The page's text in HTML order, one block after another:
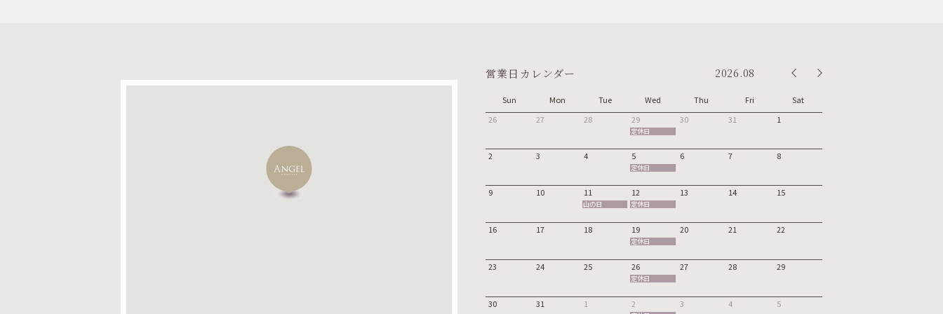
営業日カレンダー 2026.08
Sun Mon Tue Wed Thu Fri
Sat
26
27 28 29
定休日
30 31 1
2 3 4 5
定休日
6 7 8
9 10 11
山の日
12
定休日
13 14 15
16 17 18 19
定休日
20 21 22
23 24 25 26
定休日
27 28 29
30 31 1 2 3 4 5